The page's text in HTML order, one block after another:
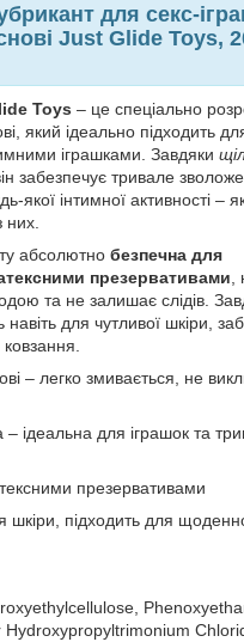
для секс-
Just Glide Toys,
Toys – це спеціально
який ідеально підходить
іграшками. Завдяки
забезпечує тривале
якої інтимної активності –
них.
абсолютно безпечна для
презервативами,
та не залишає слідів.
навіть для чутливої шкіри,
ковзання.
– легко змивається, не
– ідеальна для іграшок та
презервативами
шкіри, підходить для